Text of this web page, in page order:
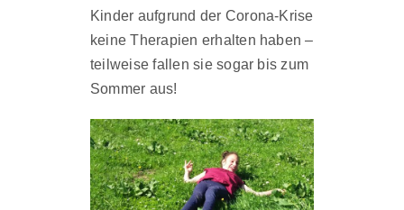
Kinder aufgrund der Corona-Krise
keine Therapien erhalten haben –
teilweise fallen sie sogar bis zum
Sommer aus!